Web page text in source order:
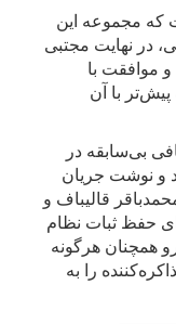
که مجموعه این
در نهایت مجتبی
موافقت با
با آن
بی‌سابقه در
و نوشت جریان
قالیباف و
حفظ ثبات نظام
همچنان هرگونه
را به